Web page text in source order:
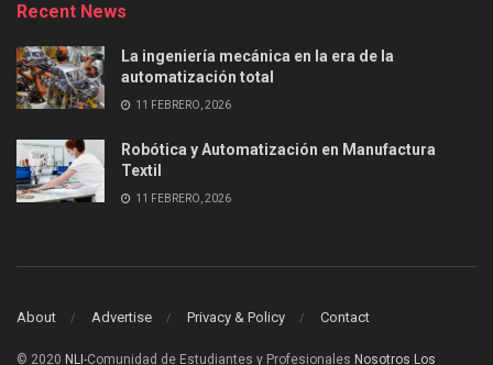
Recent News
La ingeniería mecánica en la era de la
automatización total
11 FEBRERO, 2026
Robótica y Automatización en Manufactura
Textil
11 FEBRERO, 2026
About Advertise Privacy & Policy Contact
© 2020 NLI-Comunidad de Estudiantes y Profesionales Nosotros Los